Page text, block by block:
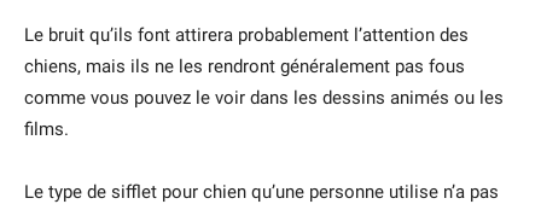
Le bruit qu’ils font attirera probablement l’attention des
chiens, mais ils ne les rendront généralement pas fous
comme vous pouvez le voir dans les dessins animés ou les
films.
Le type de sifflet pour chien qu’une personne utilise n’a pas